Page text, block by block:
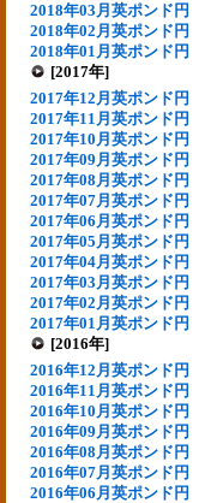
2018年03月英ポンド円
2018年02月英ポンド円
2018年01月英ポンド円
[2017年]
2017年12月英ポンド円
2017年11月英ポンド円
2017年10月英ポンド円
2017年09月英ポンド円
2017年08月英ポンド円
2017年07月英ポンド円
2017年06月英ポンド円
2017年05月英ポンド円
2017年04月英ポンド円
2017年03月英ポンド円
2017年02月英ポンド円
2017年01月英ポンド円
[2016年]
2016年12月英ポンド円
2016年11月英ポンド円
2016年10月英ポンド円
2016年09月英ポンド円
2016年08月英ポンド円
2016年07月英ポンド円
2016年06月英ポンド円